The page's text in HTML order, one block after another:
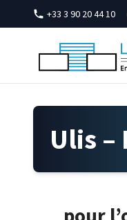
Skip to content+33 3 90 20 44 10
Ulis –